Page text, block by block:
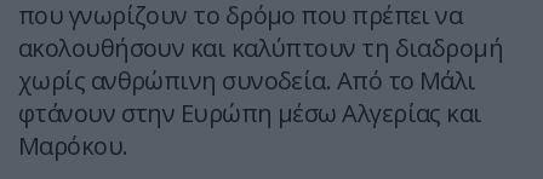
που γνωρίζουν το δρόμο που πρέπει να
ακολουθήσουν και καλύπτουν τη διαδρομή
χωρίς ανθρώπινη συνοδεία. Από το Μάλι
φτάνουν στην Ευρώπη μέσω Αλγερίας και
Μαρόκου.